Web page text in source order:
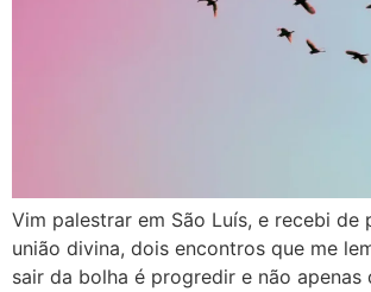
Vim palestrar em São Luís, e recebi de
união divina, dois encontros que me
sair da bolha é progredir e não apenas